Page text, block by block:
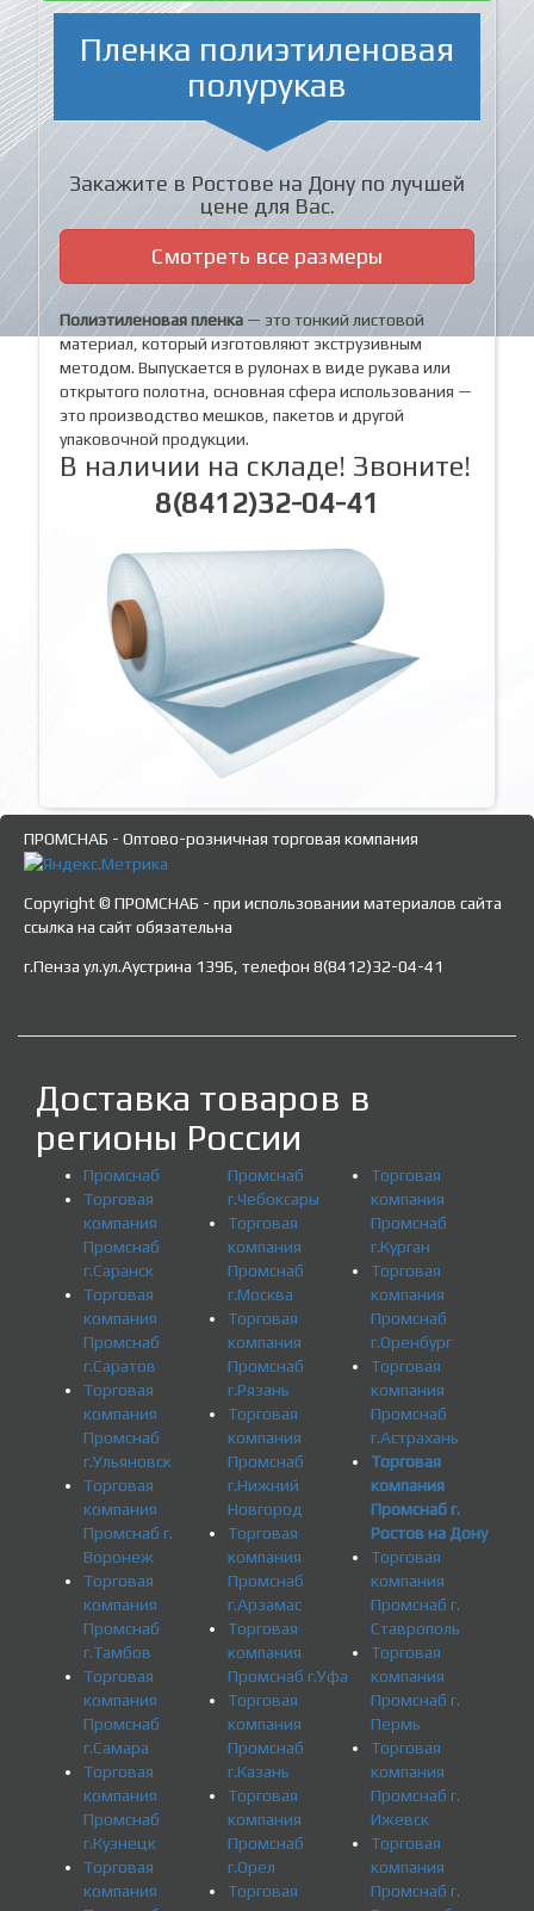
Пленка полиэтиленовая
полурукав
Закажите в Ростове на Дону по лучшей
цене для Вас.
Смотреть все размеры
Полиэтиленовая пленка — это тонкий листовой
материал, который изготовляют экструзивным
методом. Выпускается в рулонах в виде рукава или
открытого полотна, основная сфера использования —
это производство мешков, пакетов и другой
упаковочной продукции.
В наличии на складе! Звоните!
8(8412)32-04-41
ПРОМСНАБ - Оптово-розничная торговая компания
Copyright © ПРОМСНАБ - при использовании материалов сайта
ссылка на сайт обязательна
г.Пенза ул.ул.Аустрина 139Б, телефон 8(8412)32-04-41
Доставка товаров в
регионы России
Промснаб
Торговая
компания
Промснаб
г.Саранск
Торговая
компания
Промснаб
г.Саратов
Торговая
компания
Промснаб
г.Ульяновск
Торговая
компания
Промснаб г.
Воронеж
Торговая
компания
Промснаб
г.Тамбов
Торговая
компания
Промснаб
г.Самара
Торговая
компания
Промснаб
г.Кузнецк
Торговая
компания
Промснаб
г.Чебоксары
Торговая
компания
Промснаб
г.Москва
Торговая
компания
Промснаб
г.Рязань
Торговая
компания
Промснаб
г.Нижний
Новгород
Торговая
компания
Промснаб
г.Арзамас
Торговая
компания
Промснаб г.Уфа
Торговая
компания
Промснаб
г.Казань
Торговая
компания
Промснаб
г.Орел
Торговая
Торговая
компания
Промснаб
г.Курган
Торговая
компания
Промснаб
г.Оренбург
Торговая
компания
Промснаб
г.Астрахань
Торговая
компания
Промснаб г.
Ростов на Дону
Торговая
компания
Промснаб г.
Ставрополь
Торговая
компания
Промснаб г.
Пермь
Торговая
компания
Промснаб г.
Ижевск
Торговая
компания
Промснаб г.